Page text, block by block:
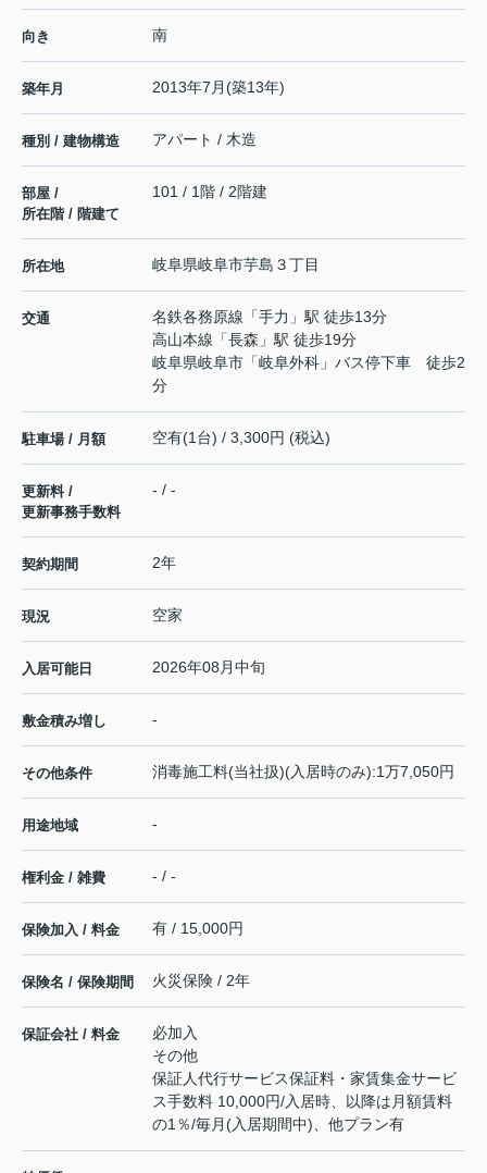
向き 南
築年月 2013年7月(築13年)
種別 / 建物構造 アパート / 木造
部屋 /
所在階 / 階建て
101 / 1階 / 2階建
所在地 岐阜県岐阜市芋島 ３丁目
交通 名鉄各務原線 「手力 」駅 徒歩13分
高山本線 「長森 」駅 徒歩19分
岐阜県岐阜市「岐阜外科」バス停下車 徒歩2
分
駐車場 / 月額 空有(1台) / 3,300円 (税込)
更新料 /
更新事務手数料
- / -
契約期間 2年
現況 空家
入居可能日 2026年08月中旬
敷金積み増し -
その他条件 消毒施工料(当社扱)(入居時のみ):1万7,050円
用途地域 -
権利金 / 雑費 - / -
保険加入 / 料金 有 / 15,000円
保険名 / 保険期間 火災保険 / 2年
保証会社 / 料金
必加入
その他
保証人代行サービス保証料・家賃集金サービ
ス手数料 10,000円/入居時、以降は月額賃料
の1％/毎月(入居期間中)、他プラン有